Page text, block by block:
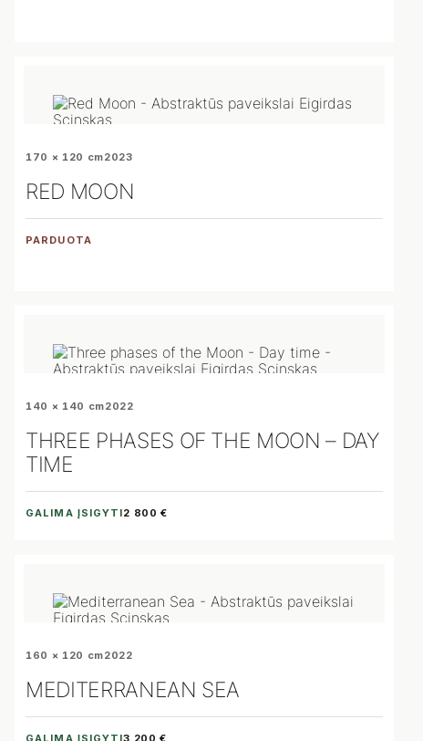
170 × 120 cm2023
RED MOON
PARDUOTA
140 × 140 cm2022
THREE PHASES OF THE MOON – DAY
TIME
GALIMA ĮSIGYTI2 800 €
160 × 120 cm2022
MEDITERRANEAN SEA
GALIMA ĮSIGYTI3 200 €